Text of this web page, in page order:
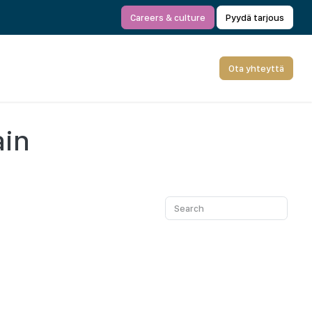
Careers & culture Pyydä tarjous
Ota yhteyttä